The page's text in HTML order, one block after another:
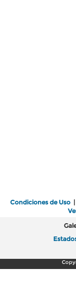
Condiciones de Uso |